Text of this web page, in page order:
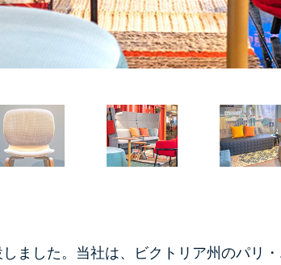
ました。当社は、ビクトリア州のパリ